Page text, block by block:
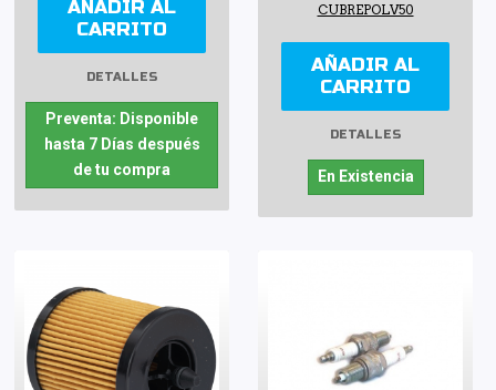
AÑADIR AL
CARRITO
DETALLES
Preventa: Disponible
hasta 7 Días después
de tu compra
CUBREPOLV50
AÑADIR AL
CARRITO
DETALLES
En Existencia